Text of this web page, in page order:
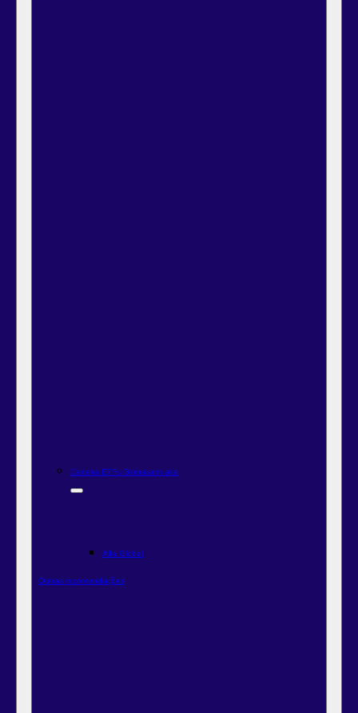
Carteira ETFs Globaisem alta
Alfa Global
Outras recomendações